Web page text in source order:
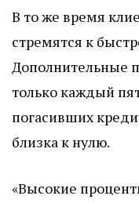
В то же время
стремятся к
Дополнительные
только каждый
погасивших
близка к нулю.
«Высокие